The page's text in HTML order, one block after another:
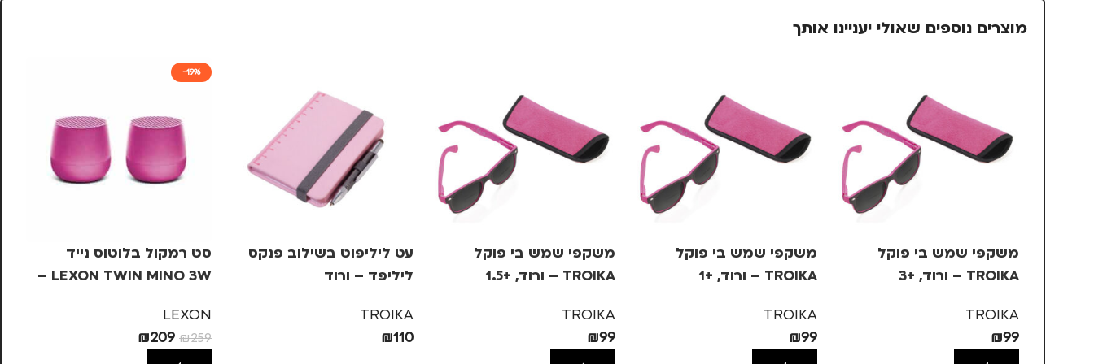
מוצרים נוספים שאולי יעניינו אותך
משקפי שמש בי פוקל
TROIKA – ורוד, +3
TROIKA
₪99
משקפי שמש בי פוקל
TROIKA – ורוד, +1
TROIKA
₪99
משקפי שמש בי פוקל
TROIKA – ורוד, +1.5
TROIKA
₪99
עט ליליפוט בשילוב פנקס
ליליפד – ורוד
TROIKA
₪110
-19%
סט רמקול בלוטוס נייד
LEXON TWIN MINO 3W –
LEXON
₪259
₪209